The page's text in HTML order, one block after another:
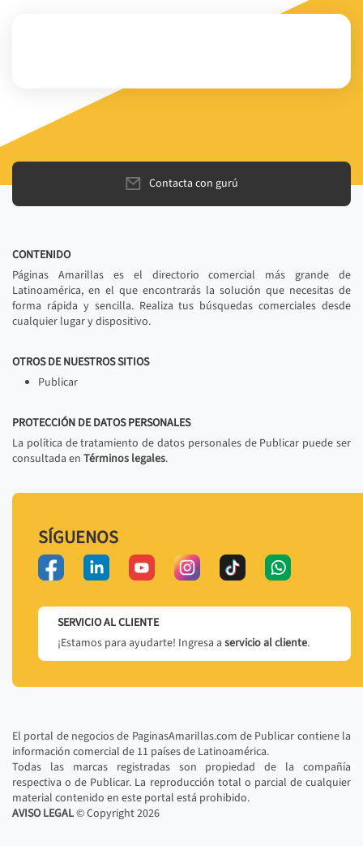
Contacta con gurú
CONTENIDO
Páginas Amarillas es el directorio comercial más grande de
Latinoamérica, en el que encontrarás la solución que necesitas de
forma rápida y sencilla. Realiza tus búsquedas comerciales desde
cualquier lugar y dispositivo.
OTROS DE NUESTROS SITIOS
Publicar
PROTECCIÓN DE DATOS PERSONALES
La política de tratamiento de datos personales de Publicar puede ser
consultada en Términos legales.
SÍGUENOS
SERVICIO AL CLIENTE
¡Estamos para ayudarte! Ingresa a servicio al cliente.
El portal de negocios de PaginasAmarillas.com de Publicar contiene la
información comercial de 11 países de Latinoamérica.
Todas las marcas registradas son propiedad de la compañía
respectiva o de Publicar. La reproducción total o parcial de cualquier
material contenido en este portal está prohibido.
AVISO LEGAL© Copyright2026